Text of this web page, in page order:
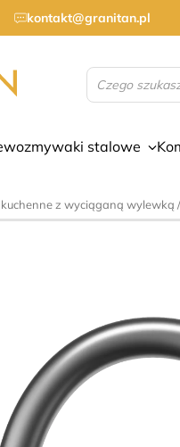
kontakt@granitan.pl
Wyszukiwarka
produktów
stalowe
z wyciąganą wylewką